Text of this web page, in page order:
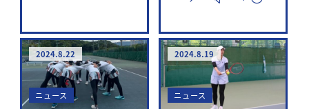
2024.8.22
ニュース
2024.8.19
ニュース